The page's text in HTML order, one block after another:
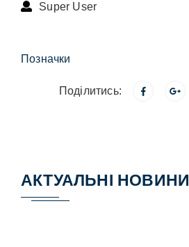
Super User
Позначки
Поділитись:
АКТУАЛЬНІ НОВИНИ